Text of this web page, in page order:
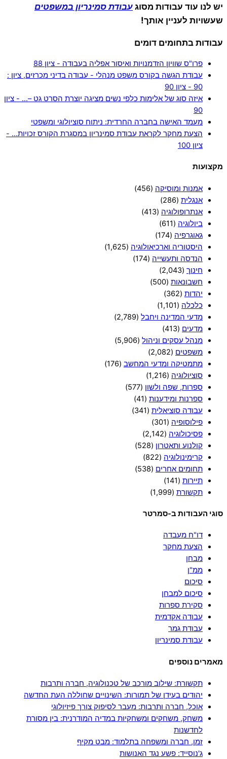
יש לנו עוד עבודות מסוגעבודת סמינריון במשפטים
שעשויות לעניין אותך!
עבודות בתחומים דומים
פרו"ס שוויון הזדמנויות ואיסור אפליה בעבודה - ציון 88
עבודת הגשה בקורס משפט מנהלי - עבודה בדיני מכרזים, ציון :
90 - ציון 90
איזה סוג של אלימות כלפי נשים מציגה יוצרת הסרט גט –… - ציון
90
מעמד האישה בחברה החרדית: ניתוח סוציולוגי ומשפטי
הצעת מחקר לקראת עבודת סמינריון במסגרת הקורס זכויות… -
ציון 100
מקצועות
אמנות ומוסיקה (456)
אנגלית (286)
אנתרופולוגיה (413)
ביולוגיה (611)
גאוגרפיה (174)
היסטוריה וארכיאולוגיה (1,625)
הנדסה ותעשייה (174)
חינוך (2,043)
חשבונאות (500)
יהדות (362)
כלכלה (1,101)
מדעי המדינה ויחבל (2,789)
מדעים (413)
מנהל עסקים וניהול (5,906)
משפטים (2,082)
מתמטיקה ומדעי המחשב (176)
סוציולוגיה (1,216)
ספרות, שפה ולשון (577)
ספרנות ומידענות (41)
עבודה סוציאלית (341)
פילוסופיה (301)
פסיכולוגיה (2,142)
קולנוע ותאטרון (528)
קרימינולוגיה (822)
תחומים אחרים (538)
תיירות (141)
תקשורת (1,999)
סוגי העבודות ב-סמרטר
דו"ח מעבדה
הצעת מחקר
מבחן
ממ"ן
סיכום
סיכום למבחן
סקירת ספרות
עבודה אקדמית
עבודת גמר
עבודת סמינריון
מאמרים נוספים
תקשורת: שילוב מורכב של טכנולוגיה, חברה ותרבות
יהודים בעידן של תמורות: השינויים שחוללה העת החדשה
אוכל, חברה ותרבות: מעבר לסיפוק צורך פיזיולוגי
משחק, משחקים ומשחקיות במדיה המודרנית: בין מסורת
לחדשנות
זמן, חברה ומשפחה בתלמוד: מבט מקיף
ג'נוסייד: פשע נגד האנושות